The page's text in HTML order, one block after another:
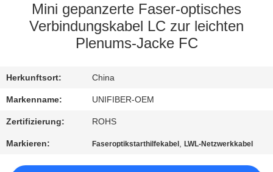
QUALITÄTSKONTROLLE
SIE
MIT
UNS
IN
VERBINDUNG
Mini gepanzerte Faser-optisches
Verbindungskabel LC zur leichten
Plenums-Jacke FC
Herkunftsort: China
Markenname: UNIFIBER-OEM
Zertifizierung: ROHS
Markieren: Faseroptikstarthilfekabel ,LWL-Netzwerkkabel